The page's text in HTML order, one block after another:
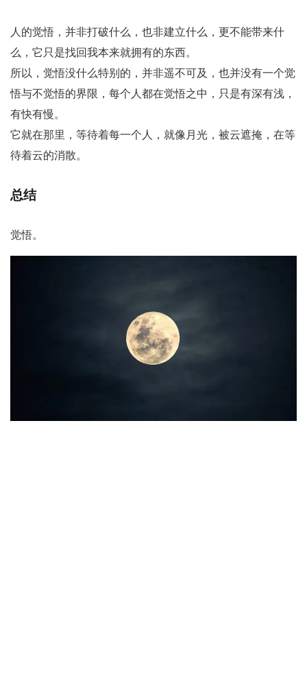
人的觉悟，并非打破什么，也非建立什么，更不能带来什
么，它只是找回我本来就拥有的东西。
所以，觉悟没什么特别的，并非遥不可及，也并没有一个觉
悟与不觉悟的界限，每个人都在觉悟之中，只是有深有浅，
有快有慢。
它就在那里，等待着每一个人，就像月光，被云遮掩，在等
待着云的消散。
总结
觉悟。